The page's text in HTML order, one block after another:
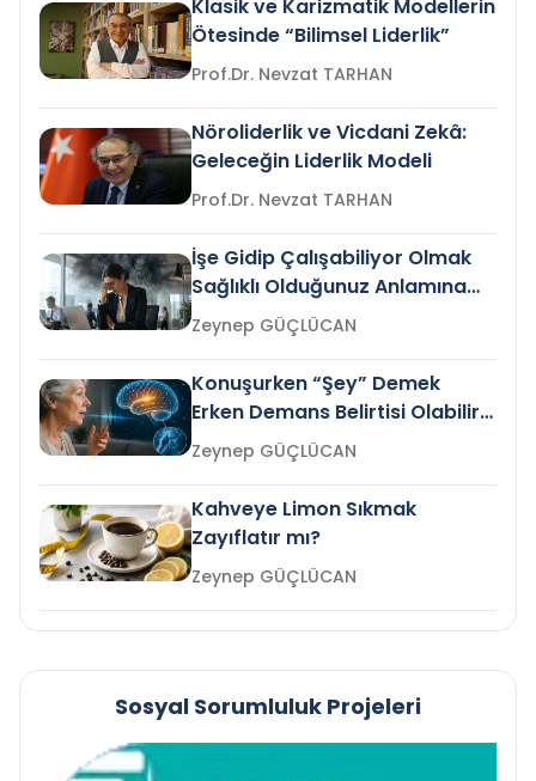
Klasik ve Karizmatik Modellerin
Ötesinde “Bilimsel Liderlik”
Prof.Dr. Nevzat TARHAN
Nöroliderlik ve Vicdani Zekâ:
Geleceğin Liderlik Modeli
Prof.Dr. Nevzat TARHAN
İşe Gidip Çalışabiliyor Olmak
Sağlıklı Olduğunuz Anlamına
Gelir mi?Zeynep GÜÇLÜCAN
Konuşurken “Şey” Demek
Erken Demans Belirtisi Olabilir
mi?
Zeynep GÜÇLÜCAN
Kahveye Limon Sıkmak
Zayıflatır mı?
Zeynep GÜÇLÜCAN
Sosyal Sorumluluk Projeleri